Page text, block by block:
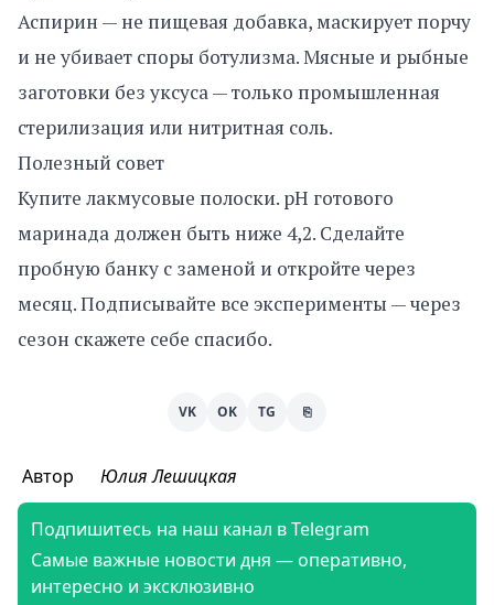
Аспирин — не пищевая добавка, маскирует порчу
и не убивает споры ботулизма. Мясные и рыбные
заготовки без уксуса — только промышленная
стерилизация или нитритная соль.
Полезный совет
Купите лакмусовые полоски. pH готового
маринада должен быть ниже 4,2. Сделайте
пробную банку с заменой и откройте через
месяц. Подписывайте все эксперименты — через
сезон скажете себе спасибо.
VK OK TG ⎘
Автор Юлия Лешицкая
Подпишитесь на наш канал в Telegram
Самые важные новости дня — оперативно,
интересно и эксклюзивно